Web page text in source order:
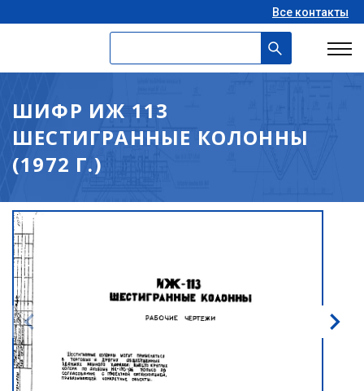
Все контакты
ШИФР ИЖ 113
ШЕСТИГРАННЫЕ КОЛОННЫ
(1972 Г.)